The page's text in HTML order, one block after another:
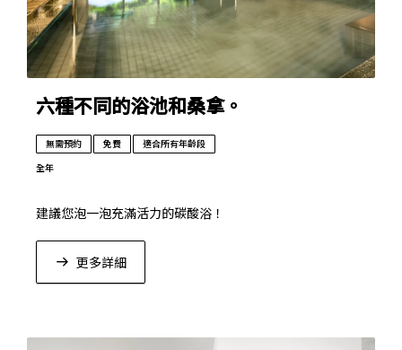
六種不同的浴池和桑拿。
無需預約 免費
適合所有年齡段
全年
建議您泡一泡充滿活力的碳酸浴！
更多詳細